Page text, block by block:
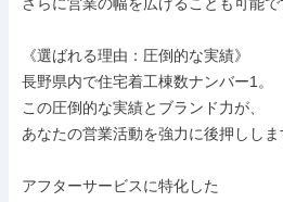
《選ばれる理由：圧倒的な実績》
長野県内で住宅着工棟数ナンバー1。
この圧倒的な実績とブランド力が、
あなたの営業活動を強力に後押ししま
アフターサービスに特化した